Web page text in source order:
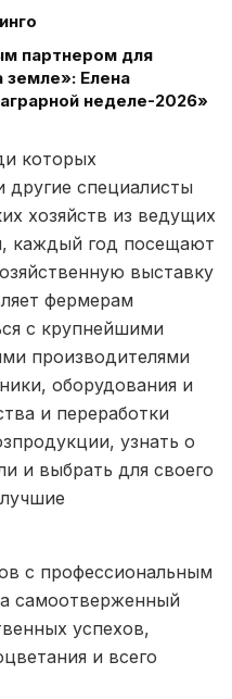
партнером для
земле»: Елена
неделе-2026»
которых
другие специалисты
хозяйств из ведущих
каждый год посещают
выставку
фермерам
с крупнейшими
производителями
оборудования и
и переработки
узнать о
и выбрать для своего
с профессиональным
самоотверженный
успехов,
и всего